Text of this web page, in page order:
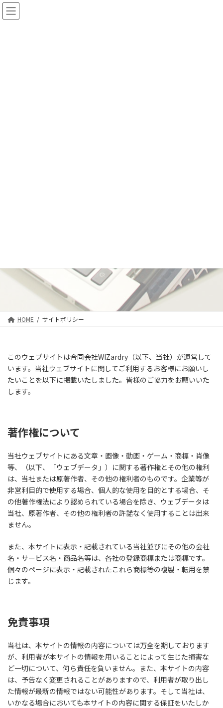
コ
ン
ナ
ビ
HOME サイトポリシー
このウェブサイトは合同会社WIZardry（以下、当社）が運営して
います。当社ウェブサイトに関してご利用するお客様にお願いし
たいことを以下に掲載いたしました。皆様のご協力をお願いいた
します。
著作権について
当社ウェブサイトにある文章・画像・動画・ゲーム・商標・肖像
等、（以下、「ウェブデータ」）に関する著作権とその他の権利
は、当社または原著作者、その他の権利者のものです。企業等が
非営利目的で使用する場合、個人的な使用を目的とする場合、そ
の他著作権法により認められている場合を除き、ウェブデータは
当社、原著作者、その他の権利者の許諾なく使用することは出来
ません。
また、本サイトに表示・記載されている当社並びにその他の会社
名・サービス名・商品名等は、各社の登録商標または商標です。
個々のページに表示・記載されたこれら商標等の複製・転用を禁
じます。
免責事項
当社は、本サイトの情報の内容については万全を期しております
が、利用者が本サイトの情報を用いることによって生じた損害な
ど一切について、何ら責任を負いません。また、本サイトの内容
は、予告なく変更されることがありますので、利用者が取り出し
た情報が最新の情報ではない可能性があります。そして当社は、
いかなる場合においても本サイトの内容に関する保証をいたしか